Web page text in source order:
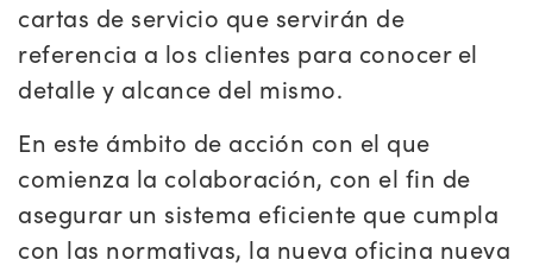
cartas de servicio que servirán de
referencia a los clientes para conocer el
detalle y alcance del mismo.
En este ámbito de acción con el que
comienza la colaboración, con el fin de
asegurar un sistema eficiente que cumpla
con las normativas, la nueva oficina nueva